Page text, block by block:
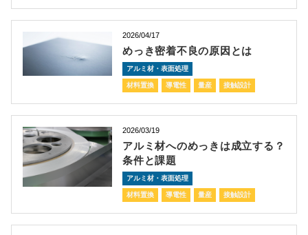
2026/04/17
めっき密着不良の原因とは
アルミ材・表面処理
材料置換 導電性 量産 接触設計
2026/03/19
アルミ材へのめっきは成立する？
条件と課題
アルミ材・表面処理
材料置換 導電性 量産 接触設計